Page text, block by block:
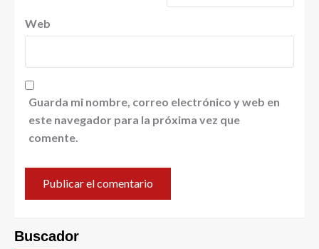
Web
Guarda mi nombre, correo electrónico y web en
este navegador para la próxima vez que
comente.
Buscador